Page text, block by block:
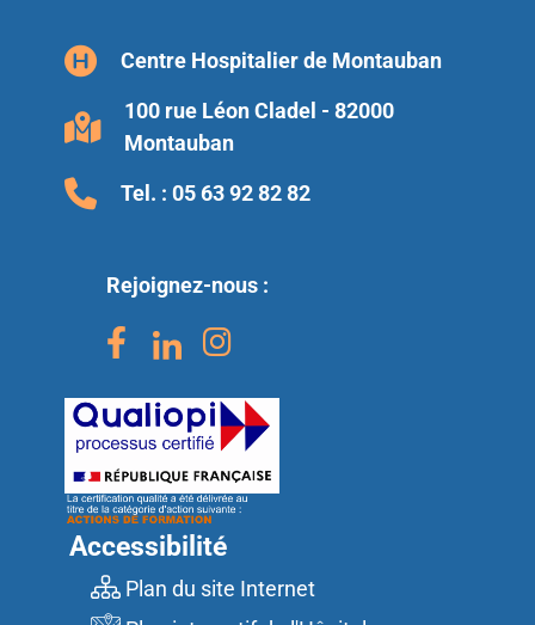
Centre Hospitalier de Montauban
100 rue Léon Cladel - 82000
Montauban
Tel. : 05 63 92 82 82
Rejoignez-nous :
Accessibilité
Plan du site Internet